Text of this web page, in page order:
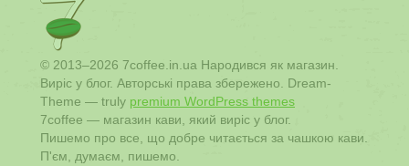
© 2013–2026 7coffee.in.ua Народився як магазин.
Виріс у блог. Авторські права збережено. Dream-
Theme — truly premium WordPress themes
7coffee — магазин кави, який виріс у блог.
Пишемо про все, що добре читається за чашкою кави.
П'єм, думаєм, пишемо.